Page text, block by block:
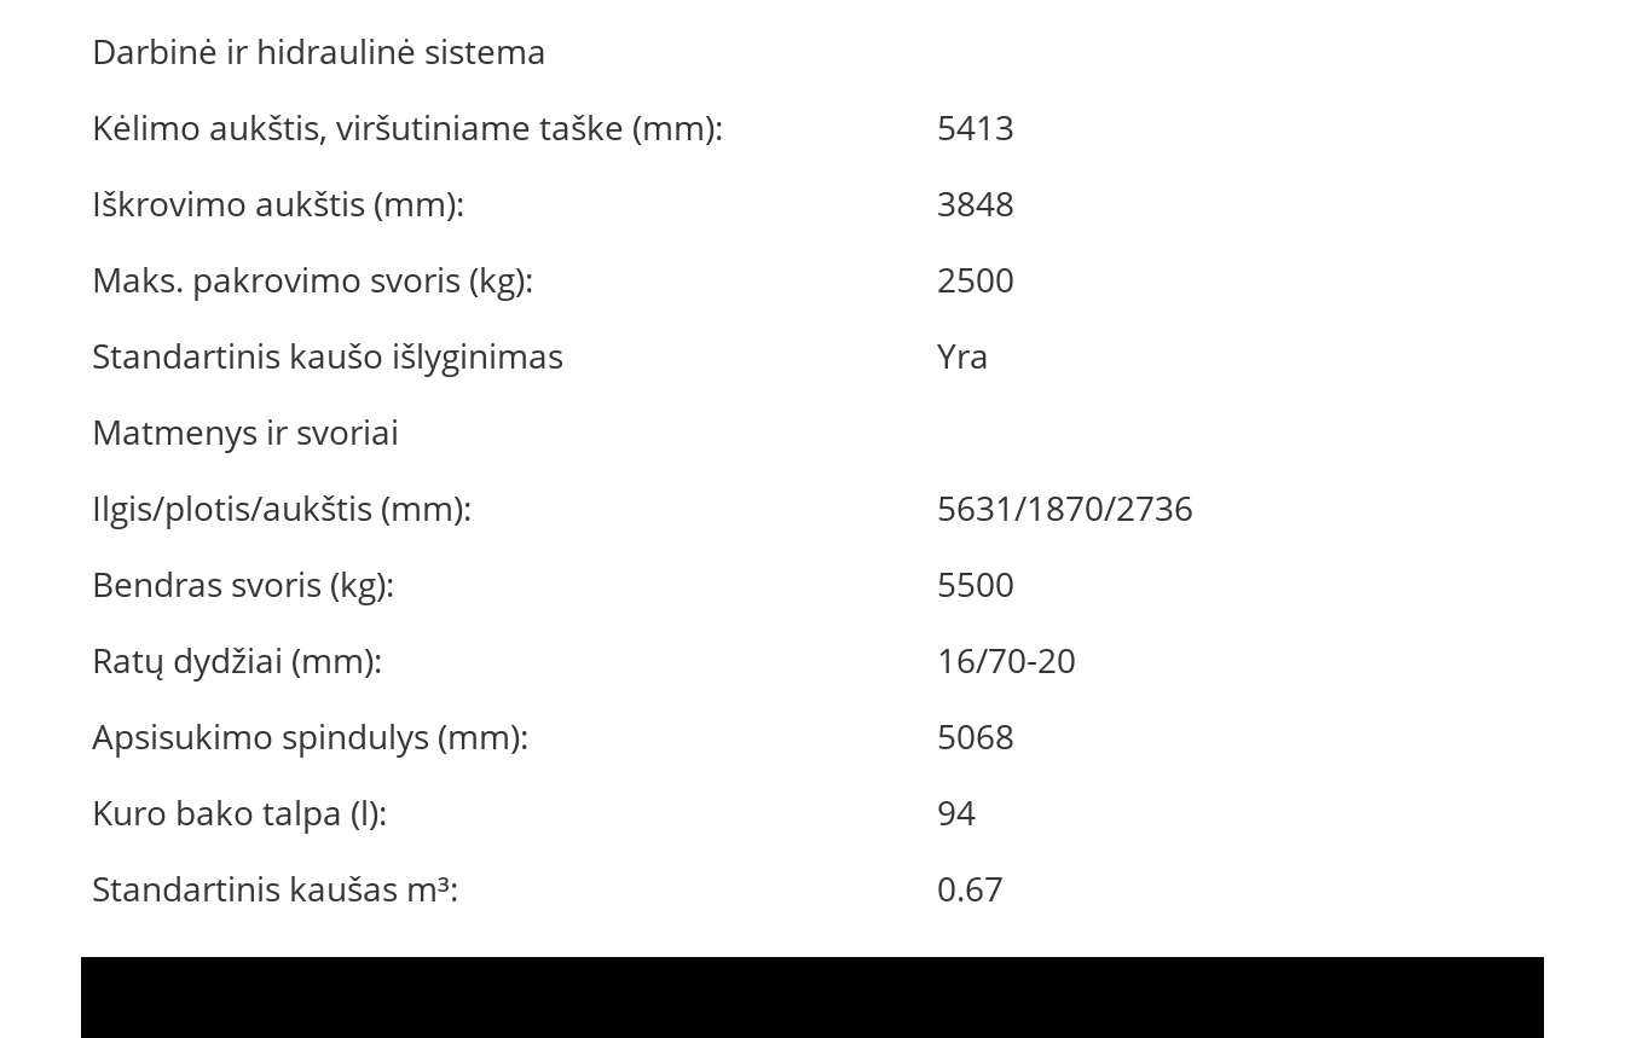
Darbinė ir hidraulinė sistema
Kėlimo aukštis, viršutiniame taške (mm):
5413
Iškrovimo aukštis (mm):
3848
Maks. pakrovimo svoris (kg):
2500
Standartinis kaušo išlyginimas
Yra
Matmenys ir svoriai
Ilgis/plotis/aukštis (mm):
5631/1870/2736
Bendras svoris (kg):
5500
Ratų dydžiai (mm):
16/70-20
Apsisukimo spindulys (mm):
5068
Kuro bako talpa (l):
94
Standartinis kaušas m³:
0.67